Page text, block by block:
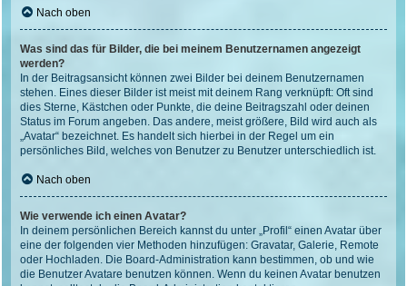
Nach oben
Was sind das für Bilder, die bei meinem Benutzernamen angezeigt
werden?
In der Beitragsansicht können zwei Bilder bei deinem Benutzernamen
stehen. Eines dieser Bilder ist meist mit deinem Rang verknüpft: Oft sind
dies Sterne, Kästchen oder Punkte, die deine Beitragszahl oder deinen
Status im Forum angeben. Das andere, meist größere, Bild wird auch als
„Avatar“ bezeichnet. Es handelt sich hierbei in der Regel um ein
persönliches Bild, welches von Benutzer zu Benutzer unterschiedlich ist.
Nach oben
Wie verwende ich einen Avatar?
In deinem persönlichen Bereich kannst du unter „Profil“ einen Avatar über
eine der folgenden vier Methoden hinzufügen: Gravatar, Galerie, Remote
oder Hochladen. Die Board-Administration kann bestimmen, ob und wie
die Benutzer Avatare benutzen können. Wenn du keinen Avatar benutzen